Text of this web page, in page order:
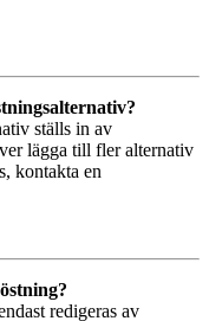
ställs in av
lägga till fler alternativ
kontakta en
redigeras av